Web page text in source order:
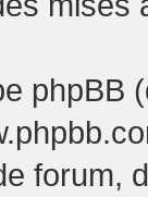
phpBB
forum,